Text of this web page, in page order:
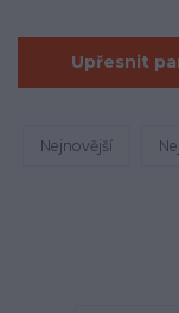
Upřesnit
Nejnovější